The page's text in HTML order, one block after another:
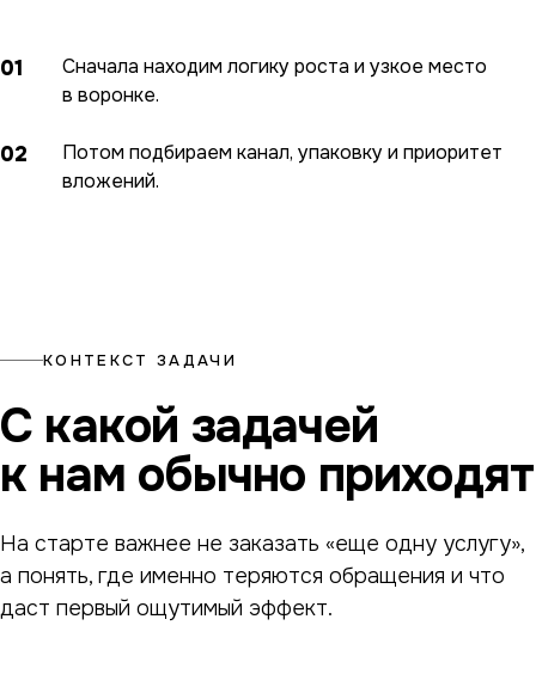
01
Сначала находим логику роста и узкое место
в воронке.
02
Потом подбираем канал, упаковку и приоритет
вложений.
КОНТЕКСТ ЗАДАЧИ
С какой задачей
к нам обычно приходят
На старте важнее не заказать «еще одну услугу»,
а понять, где именно теряются обращения и что
даст первый ощутимый эффект.